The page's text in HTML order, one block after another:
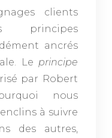
clients
principes
ancrés
Le principe
par Robert
nous
à suivre
des autres,